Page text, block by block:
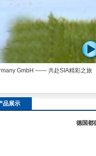
GmbH —— 共赴SIA精彩之旅
品展示
德国都